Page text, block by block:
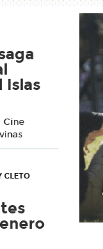
Islas
Cine
CLETO